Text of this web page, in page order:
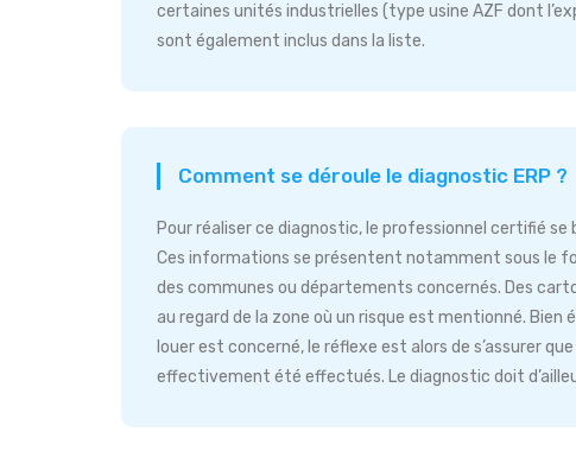
certaines unités industrielles (type usine AZF dont
sont également inclus dans la liste.
Comment se déroule le diagnostic ERP ?
Pour réaliser ce diagnostic, le professionnel certifié
Ces informations se présentent notamment sous le
des communes ou départements concernés. Des
au regard de la zone où un risque est mentionné.
louer est concerné, le réflexe est alors de s’assurer
effectivement été effectués. Le diagnostic doit